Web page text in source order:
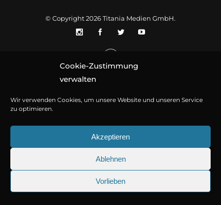
Cookie-Zustimmung
verwalten
Wir verwenden Cookies, um unsere Website und unseren Service
zu optimieren.
Akzeptieren
Ablehnen
Vorlieben
© Copyright 2026Titania Medien GmbH.